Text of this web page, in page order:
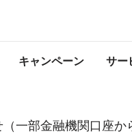
キャンペーン サー
のお知らせ
一部金融機関口座か